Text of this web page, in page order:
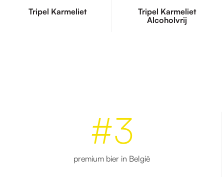
Tripel Karmeliet
Tripel Karmeliet
Alcoholvrij
#3
premium bier in België